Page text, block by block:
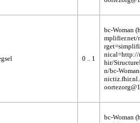
0 .. 1
bc-Woman
bc-Woman